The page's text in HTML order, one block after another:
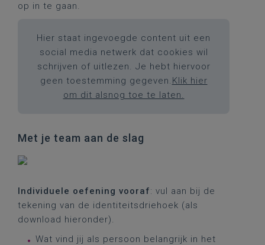
op in te gaan.
Hier staat ingevoegde content uit een
social media netwerk dat cookies wil
schrijven of uitlezen. Je hebt hiervoor
geen toestemming gegeven. Klik hier
om dit alsnog toe te laten.
Met je team aan de slag
Individuele oefening vooraf: vul aan bij de
tekening van de identiteitsdriehoek (als
download hieronder).
Wat vind jij als persoon belangrijk in het